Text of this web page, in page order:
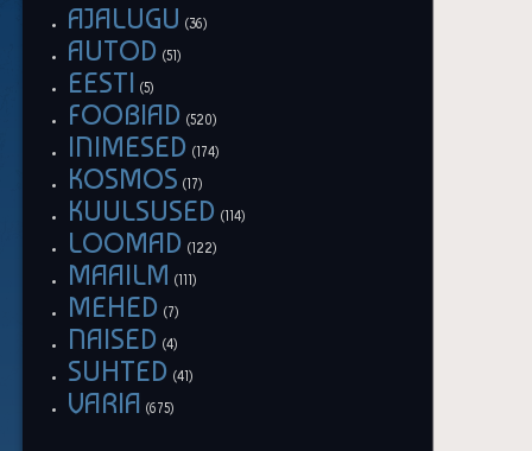
AJALUGU (36)
AUTOD (51)
EESTI (5)
FOOBIAD (520)
INIMESED (174)
KOSMOS (17)
KUULSUSED (114)
LOOMAD (122)
MAAILM (111)
MEHED (7)
NAISED (4)
SUHTED (41)
VARIA (675)